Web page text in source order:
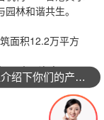
林和谐共生。
面积12.2万平方
4.4米，净高3.05可以介绍下你们的产品么